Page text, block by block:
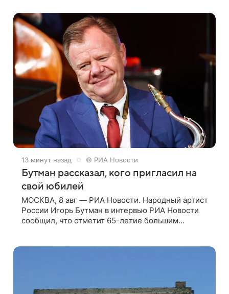
регионального
13 минут назад © РИА Новости
Бутман рассказал, кого пригласил на
свой юбилей
МОСКВА, 8 авг — РИА Новости. Народный артист
России Игорь Бутман в интервью РИА Новости
сообщил, что отметит 65-летие большим